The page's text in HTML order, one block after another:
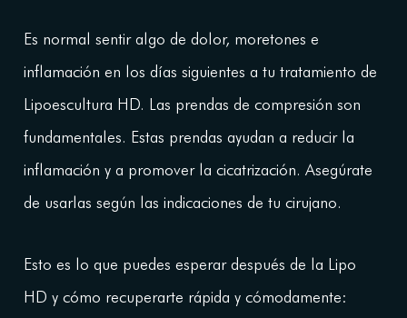
Es normal sentir algo de dolor, moretones e
inflamación en los días siguientes a tu tratamiento de
Lipoescultura HD. Las prendas de compresión son
fundamentales. Estas prendas ayudan a reducir la
inflamación y a promover la cicatrización. Asegúrate
de usarlas según las indicaciones de tu cirujano.
Esto es lo que puedes esperar después de la Lipo
HD y cómo recuperarte rápida y cómodamente: